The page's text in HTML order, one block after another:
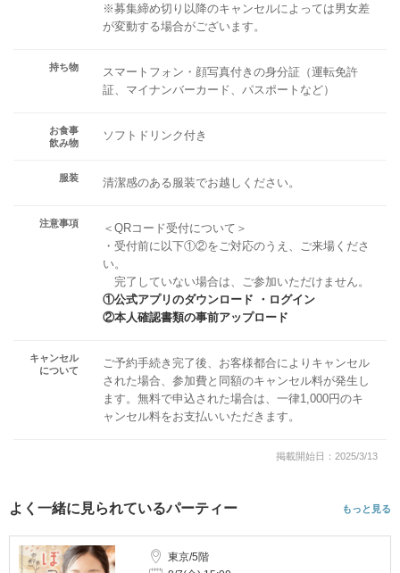
※募集締め切り以降のキャンセルによっては男女差
が変動する場合がございます。
持ち物
スマートフォン・顔写真付きの身分証（運転免許
証、マイナンバーカード、パスポートなど）
お食事
飲み物
ソフトドリンク付き
服装 清潔感のある服装でお越しください。
注意事項
＜QRコード受付について＞
・受付前に以下①②をご対応のうえ、ご来場くださ
い。
完了していない場合は、ご参加いただけません。
①公式アプリのダウンロード ・ログイン
②本人確認書類の事前アップロード
キャンセル
について
ご予約手続き完了後、お客様都合によりキャンセル
された場合、参加費と同額のキャンセル料が発生し
ます。無料で申込された場合は、一律1,000円のキ
ャンセル料をお支払いいただきます。
掲載開始日：2025/3/13
よく一緒に見られているパーティー もっと見る
東京/5階